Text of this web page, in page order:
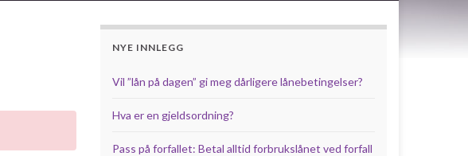
NYE INNLEGG
Vil ”lån på dagen” gi meg dårligere lånebetingelser?
Hva er en gjeldsordning?
Pass på forfallet: Betal alltid forbrukslånet ved forfall